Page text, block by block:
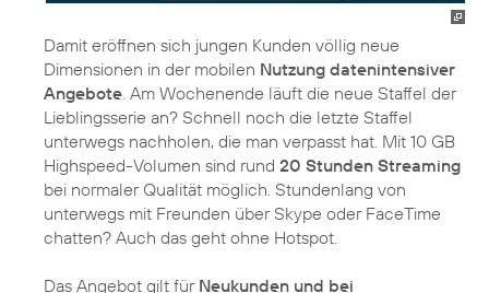
Damit eröffnen sich jungen Kunden völlig neue
Dimensionen in der mobilen Nutzung datenintensiver
Angebote . Am Wochenende läuft die neue Staffel der
Lieblingsserie an? Schnell noch die letzte Staffel
unterwegs nachholen, die man verpasst hat. Mit 10 GB
Highspeed-Volumen sind rund 20 Stunden Streaming
bei normaler Qualität möglich. Stundenlang von
unterwegs mit Freunden über Skype oder FaceTime
chatten? Auch das geht ohne Hotspot.
Das Angebot gilt für Neukunden und bei